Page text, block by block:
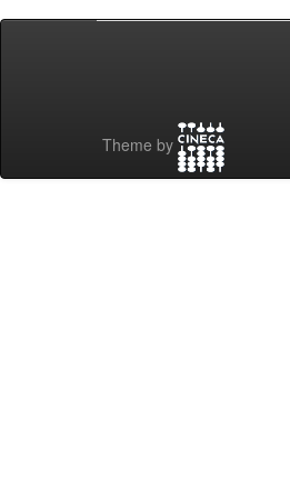
Theme by